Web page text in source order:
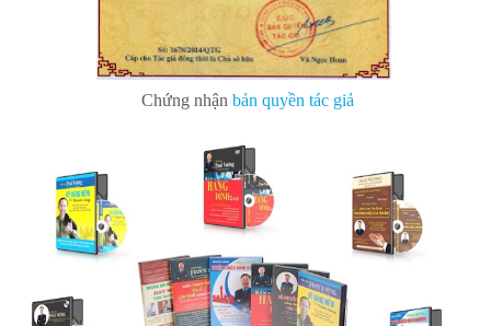
Chứng nhận bản quyền tác giả